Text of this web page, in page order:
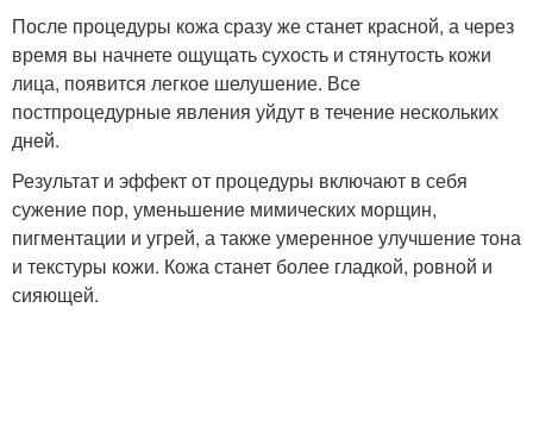
После процедуры кожа сразу же станет красной, а через
время вы начнете ощущать сухость и стянутость кожи
лица, появится легкое шелушение. Все
постпроцедурные явления уйдут в течение нескольких
дней.
Результат и эффект от процедуры включают в себя
сужение пор, уменьшение мимических морщин,
пигментации и угрей, а также умеренное улучшение тона
и текстуры кожи. Кожа станет более гладкой, ровной и
сияющей.